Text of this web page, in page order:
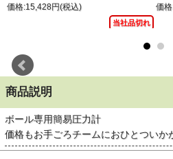
価格:15,428円(税込)
当社品切れ
価
商品説明
ボール専用簡易圧力計
価格もお手ごろチームにおひとついか